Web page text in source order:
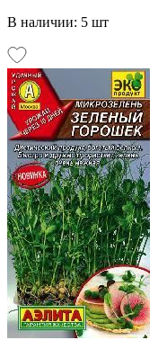
В наличии: 5 шт